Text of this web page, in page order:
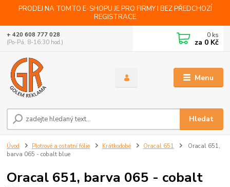
PRODEJ NA TOMTO E-SHOPU JE PRO FIRMY I BEZ PŘEDCHOZÍ
REGISTRACE
Menu
Hledat
+ 420 608 777 028
(Po-Pá, 8-16:30 hod.)
0 ks
za 0 Kč
Úvod Plotrové a ostatní fólie Krátkodobé Oracal 651
Oracal 651,
barva 065 - cobalt blue
Oracal 651, barva 065 - cobalt